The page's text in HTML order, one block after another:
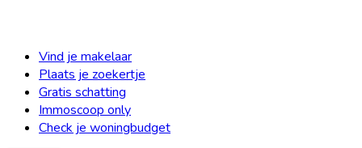
Vind je makelaar
Plaats je zoekertje
Gratis schatting
Immoscoop only
Check je woningbudget